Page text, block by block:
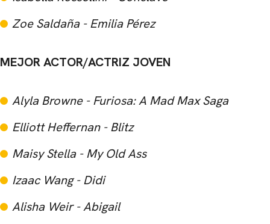
Zoe Saldaña - Emilia Pérez
MEJOR ACTOR/ACTRIZ JOVEN
Alyla Browne - Furiosa: A Mad Max Saga
Elliott Heffernan - Blitz
Maisy Stella - My Old Ass
Izaac Wang - Didi
Alisha Weir - Abigail